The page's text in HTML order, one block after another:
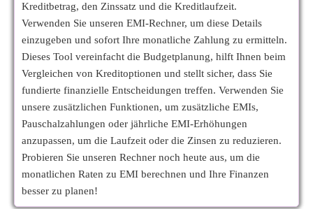
Kreditbetrag, den Zinssatz und die Kreditlaufzeit.
Verwenden Sie unseren EMI-Rechner, um diese Details
einzugeben und sofort Ihre monatliche Zahlung zu ermitteln.
Dieses Tool vereinfacht die Budgetplanung, hilft Ihnen beim
Vergleichen von Kreditoptionen und stellt sicher, dass Sie
fundierte finanzielle Entscheidungen treffen. Verwenden Sie
unsere zusätzlichen Funktionen, um zusätzliche EMIs,
Pauschalzahlungen oder jährliche EMI-Erhöhungen
anzupassen, um die Laufzeit oder die Zinsen zu reduzieren.
Probieren Sie unseren Rechner noch heute aus, um die
monatlichen Raten zu EMI berechnen und Ihre Finanzen
besser zu planen!